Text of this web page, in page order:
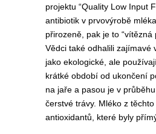
projektu “Quality Low Input
antibiotik v prvovýrobě
přirozeně, pak je to “vítězná
Vědci také odhalili zajímavé
jako ekologické, ale
krátké období od ukončení
na jaře a pasou je v
čerstvé trávy. Mléko z
antioxidantů, které byly